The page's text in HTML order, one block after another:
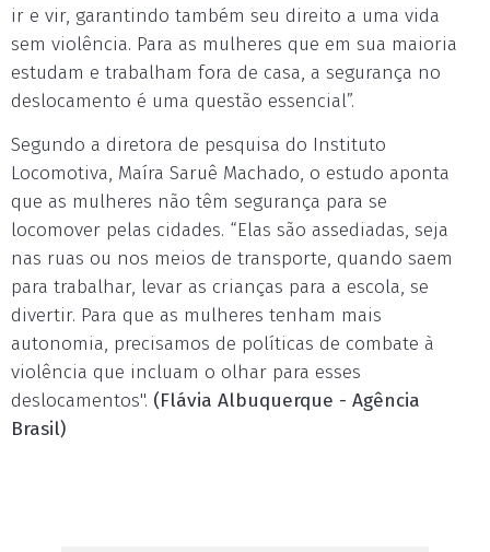
ir e vir, garantindo também seu direito a uma vida
sem violência. Para as mulheres que em sua maioria
estudam e trabalham fora de casa, a segurança no
deslocamento é uma questão essencial”.
Segundo a diretora de pesquisa do Instituto
Locomotiva, Maíra Saruê Machado, o estudo aponta
que as mulheres não têm segurança para se
locomover pelas cidades. “Elas são assediadas, seja
nas ruas ou nos meios de transporte, quando saem
para trabalhar, levar as crianças para a escola, se
divertir. Para que as mulheres tenham mais
autonomia, precisamos de políticas de combate à
violência que incluam o olhar para esses
deslocamentos". (Flávia Albuquerque - Agência
Brasil)